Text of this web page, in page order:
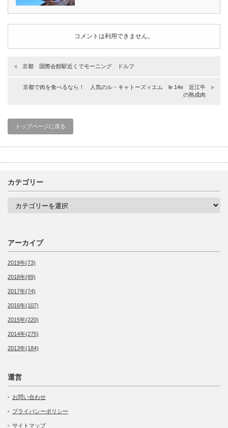
コメントは利用できません。
京都 国際会館駅近くでモーニング ドルフ
京都で肉を食べるなら！ 人気のル・キャトーズィエム le 14e 近江牛
の熟成肉
トップページに戻る
カテゴリー
アーカイブ
2019年(73)
2018年(89)
2017年(74)
2016年(107)
2015年(220)
2014年(275)
2013年(184)
運営
お問い合わせ
プライバシーポリシー
サイトマップ